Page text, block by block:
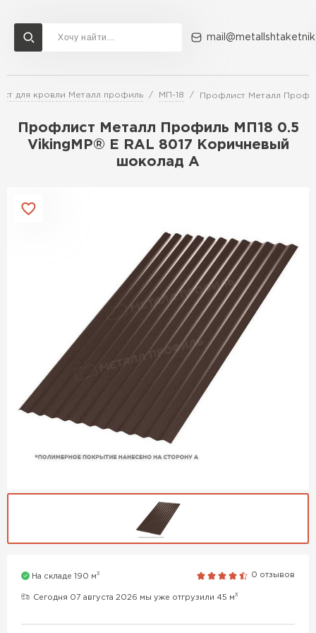
для кровли Металл профиль МП-18 Профлист Металл
Профлист Металл Профиль МП18 0.5
VikingMP® E RAL 8017 Коричневый
шоколад A
На складе 190 м3 0 отзывов
Сегодня 07 августа 2026 мы уже отгрузили 45 м3
Доставка и оплата Акции О компании Контакты
Перейти в каталог